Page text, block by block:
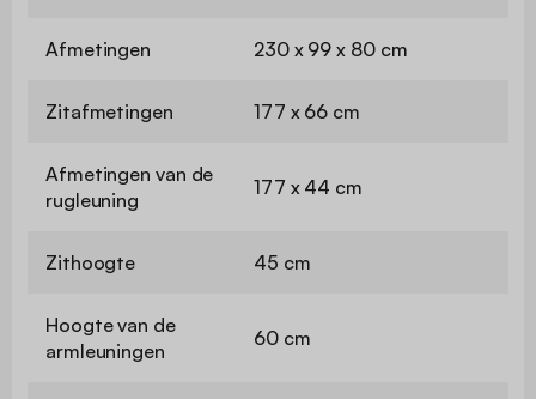
Afmetingen 230 x 99 x 80 cm
Zitafmetingen 177 x 66 cm
Afmetingen van de
rugleuning
177 x 44 cm
Zithoogte 45 cm
Hoogte van de
armleuningen
60 cm